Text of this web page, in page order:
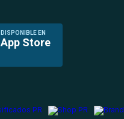
DISPONIBLE EN
App Store